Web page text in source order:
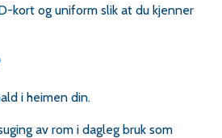
kort og uniform slik at du kjenner
i heimen din.
av rom i dagleg bruk som